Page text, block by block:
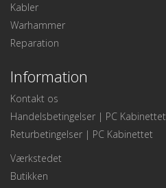
Kabler
Warhammer
Reparation
Information
Kontakt os
Handelsbetingelser | PC Kabinettet
Returbetingelser | PC Kabinettet
Værkstedet
Butikken